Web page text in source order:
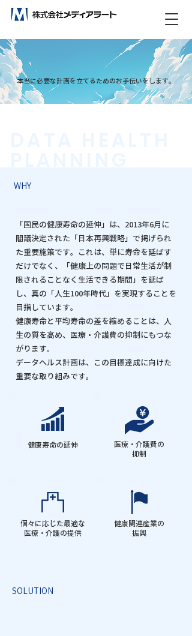
本当に必要な計画を立てるためのお手伝いをします。
WHY
「国民の健康寿命の延伸」は、2013年6月に
閣議決定された「日本再興戦略」で掲げられ
た重要施策です。これは、単に寿命を延ばす
だけでなく、「健康上の問題で日常生活が制
限されることなく生活できる期間」を延ば
し、真の「人生100年時代」を実現することを
目指しています。
健康寿命と平均寿命の差を縮めることは、人
生の質を高め、医療・介護費の抑制にもつな
がります。
データヘルス計画は、この目標達成に向けた
重要な取り組みです。
健康寿命の延伸
医療・介護費の
抑制
個々に応じた最適な
医療・介護の提供
健康関連産業の
振興
SOLUTION